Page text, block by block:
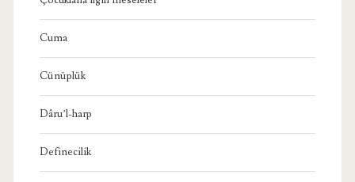
Cuma
Cünüplük
Dâru’l-harp
Definecilik